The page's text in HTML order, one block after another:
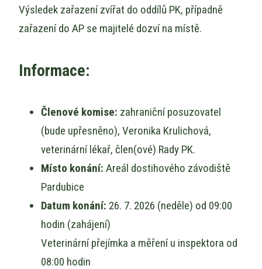
Výsledek zařazení zvířat do oddílů PK, případně
zařazení do AP se majitelé dozví na místě.
Informace:
Členové komise: zahraniční posuzovatel
(bude upřesněno), Veronika Krulichová,
veterinární lékař, člen(ové) Rady PK.
Místo konání: Areál dostihového závodiště
Pardubice
Datum konání: 26. 7. 2026 (neděle) od 09:00
hodin (zahájení)
Veterinární přejímka a měření u inspektora od
08:00 hodin